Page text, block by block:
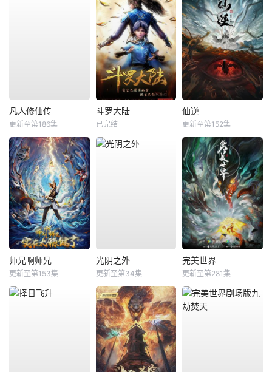
凡人修仙传
更新至第186集
斗罗大陆
已完结
仙逆
更新至第152集
师兄啊师兄
更新至第153集
光阴之外
更新至第34集
完美世界
更新至第281集